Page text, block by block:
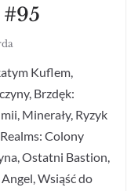
Kuflem,
Brzdęk:
Minerały, Ryzyk
Colony
Ostatni Bastion,
Wsiąść do